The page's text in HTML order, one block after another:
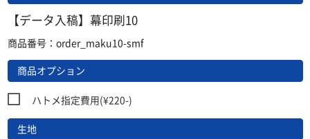
【データ入稿】幕印刷10
商品番号：order_maku10-smf
商品オプション
ハトメ指定費用(¥220-)
生地